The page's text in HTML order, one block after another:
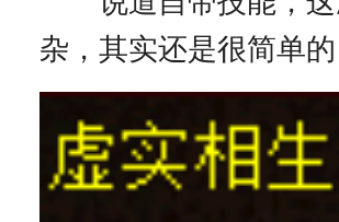
杂，其实还是很简单